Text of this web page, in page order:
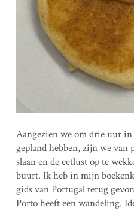
Aangezien we om drie uur
gepland hebben, zijn we van
slaan en de eetlust op te
buurt. Ik heb in mijn
gids van Portugal terug
Porto heeft een wandeling.